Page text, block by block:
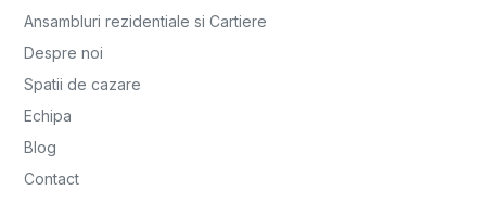
Ansambluri rezidentiale si Cartiere
Despre noi
Spatii de cazare
Echipa
Blog
Contact